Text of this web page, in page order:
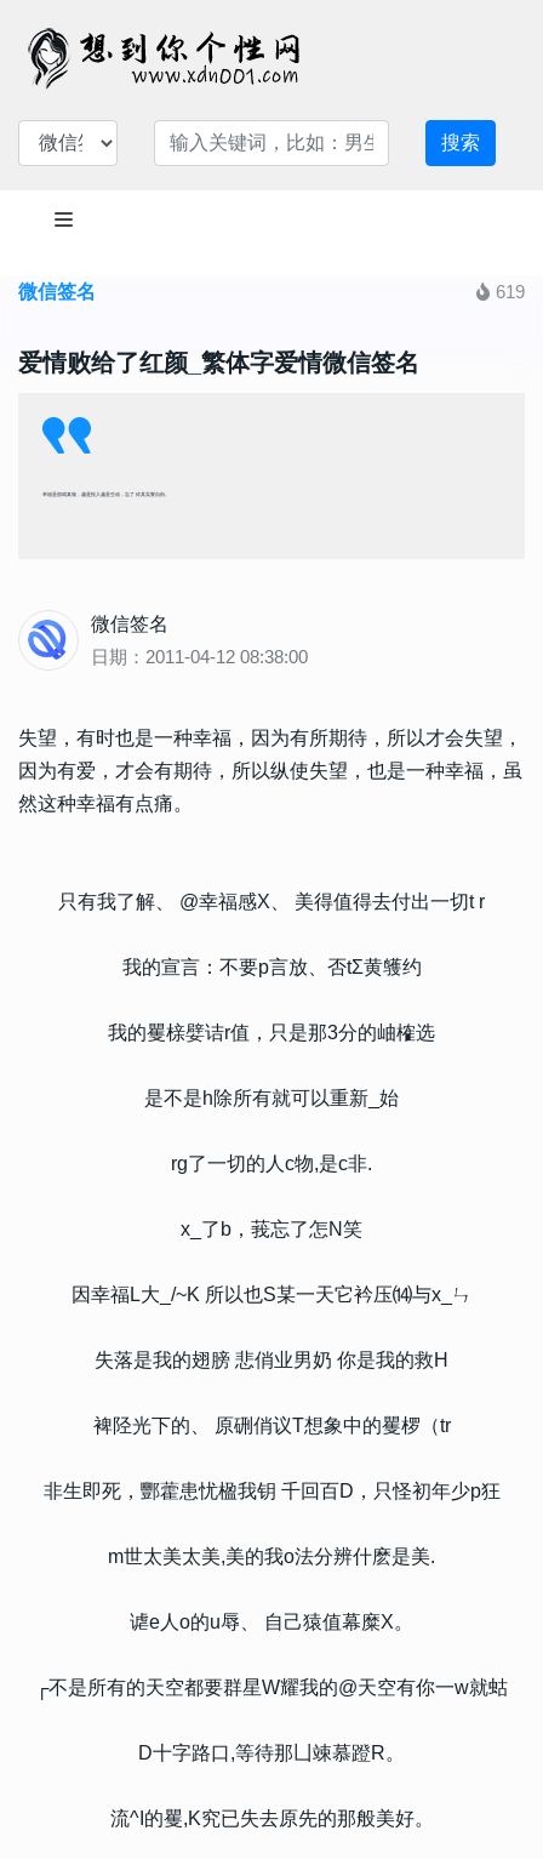
搜索
微信签名 619
爱情败给了红颜_繁体字爱情微信签名
幸福是假戏真做，越是投入越是生动，忘了 你其实要自由。
微信签名
日期：2011-04-12 08:38:00
失望，有时也是一种幸福，因为有所期待，所以才会失望，
因为有爱，才会有期待，所以纵使失望，也是一种幸福，虽
然这种幸福有点痛。
只有我了解、 @幸福感X、 美得值得去付出一切t r
我的宣言：不要p言放、否tΣ黄鹱约
我的矍榇嬖诘r值，只是那3分的岫榷选
是不是h除所有就可以重新_始
rg了一切的人c物,是c非.
x_了b，莪忘了怎N笑
因幸福L大_/~K 所以也S某一天它衿压⒁与x_ㄣ
失落是我的翅膀 悲俏业男奶 你是我的救H
裨陉光下的、 原硎俏议T想象中的矍椤（tr
非生即死，酆藿患忧楹我钥 千回百D，只怪初年少p狂
m世太美太美,美的我o法分辨什麽是美.
谑e人o的u辱、 自己猿值幕糜X。
┌不是所有的天空都要群星W耀我的@天空有你一w就蛄
D十字路口,等待那凵竦慕蹬R。
流^I的矍,K究已失去原先的那般美好。